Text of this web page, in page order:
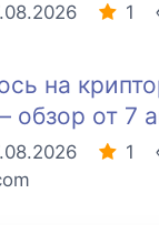
1
на
обзор от 7
1